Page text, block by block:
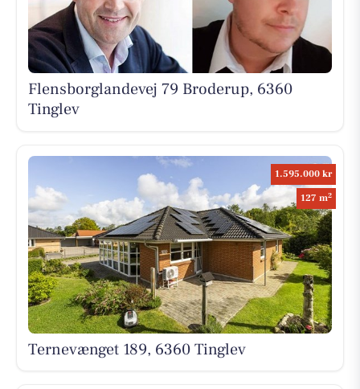
Flensborglandevej 79 Broderup, 6360
Tinglev
1.595.000 kr
127 m2
Ternevænget 189, 6360 Tinglev